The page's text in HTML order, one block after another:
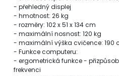
- přehledný displej
- hmotnost: 26 kg
- rozměry: 102 x 51 x 134 cm
- maximální nosnost: 120 kg
- maximální výška cvičence: 190
- Funkce computeru:
- ergometrická funkce -
frekvenci